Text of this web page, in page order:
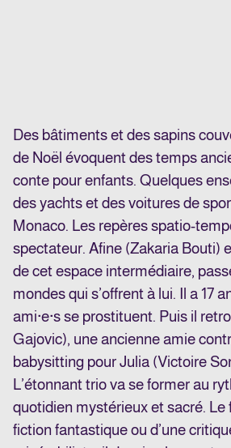
Des bâtiments et des sapins
de Noël évoquent des temps
conte pour enfants. Quelques
des yachts et des voitures de
Monaco. Les repères spatio-
spectateur. Afine (Zakaria Bouti)
de cet espace intermédiaire,
mondes qui s’offrent à lui. Il a 17
ami·e·s se prostituent. Puis il
Gajovic), une ancienne amie
babysitting pour Julia (Victoire
L’étonnant trio va se former au
quotidien mystérieux et sacré. Le
fiction fantastique ou d’une